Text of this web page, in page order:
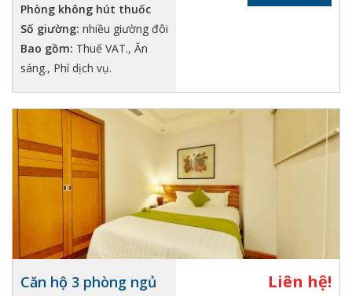
Phòng không hút thuốc
Số giường: nhiều giường đôi
Bao gồm: Thuế VAT., Ăn
sáng., Phí dịch vụ.
Căn hộ 3 phòng ngủ Liên hệ!